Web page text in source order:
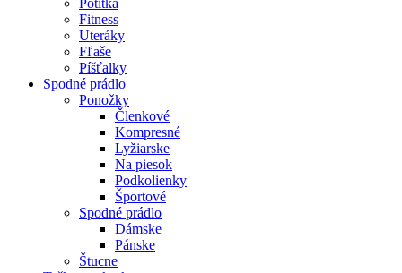
Potítka
Fitness
Uteráky
Fľaše
Píšťalky
Spodné prádlo
Ponožky
Členkové
Kompresné
Lyžiarske
Na piesok
Podkolienky
Športové
Spodné prádlo
Dámske
Pánske
Štucne